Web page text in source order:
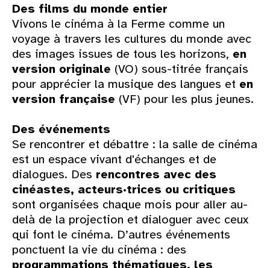
Des films du monde entier
Vivons le cinéma à la Ferme comme un
voyage à travers les cultures du monde avec
des images issues de tous les horizons, en
version originale (VO) sous-titrée français
pour apprécier la musique des langues et en
version française (VF) pour les plus jeunes.
Des événements
Se rencontrer et débattre : la salle de cinéma
est un espace vivant d'échanges et de
dialogues. Des rencontres avec des
cinéastes, acteurs·trices ou critiques
sont organisées chaque mois pour aller au-
delà de la projection et dialoguer avec ceux
qui font le cinéma. D’autres événements
ponctuent la vie du cinéma : des
programmations thématiques, les